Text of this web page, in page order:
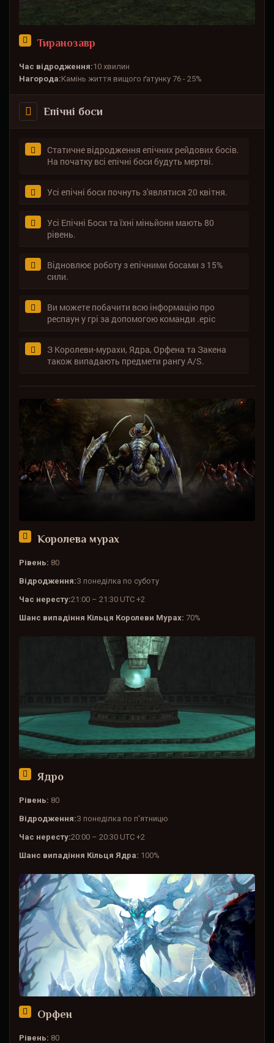
Тиранозавр
Час відродження:10 хвилин
Нагорода:Камінь життя вищого ґатунку 76 - 25%
Епічні боси
Статичне відродження епічних рейдових босів.
На початку всі епічні боси будуть мертві.
Усі епічні боси почнуть з'являтися 20 квітня.
Усі Епічні Боси та їхні міньйони мають 80
рівень.
Відновлює роботу з епічними босами з 15%
сили.
Ви можете побачити всю інформацію про
респаун у грі за допомогою команди .epic
З Королеви-мурахи, Ядра, Орфена та Закена
також випадають предмети рангу A/S.
Королева мурах
Рівень: 80
Відродження:З понеділка по суботу
Час нересту:21:00 – 21:30 UTC +2
Шанс випадіння Кільця Королеви Мурах: 70%
Ядро
Рівень: 80
Відродження:З понеділка по п'ятницю
Час нересту:20:00 – 20:30 UTC +2
Шанс випадіння Кільця Ядра: 100%
Орфен
Рівень: 80